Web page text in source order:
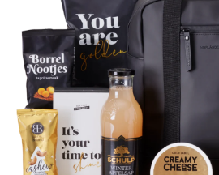
€50 tot €55
€55 tot €75
€75 tot €100
€100 en hoger